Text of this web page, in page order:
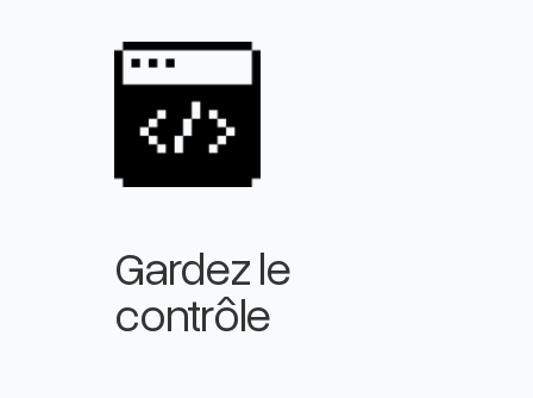
Gardez le
contrôle